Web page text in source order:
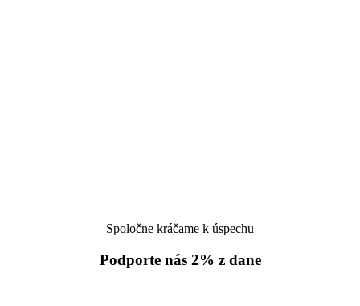
Spoločne kráčame k úspechu
Podporte nás 2% z dane